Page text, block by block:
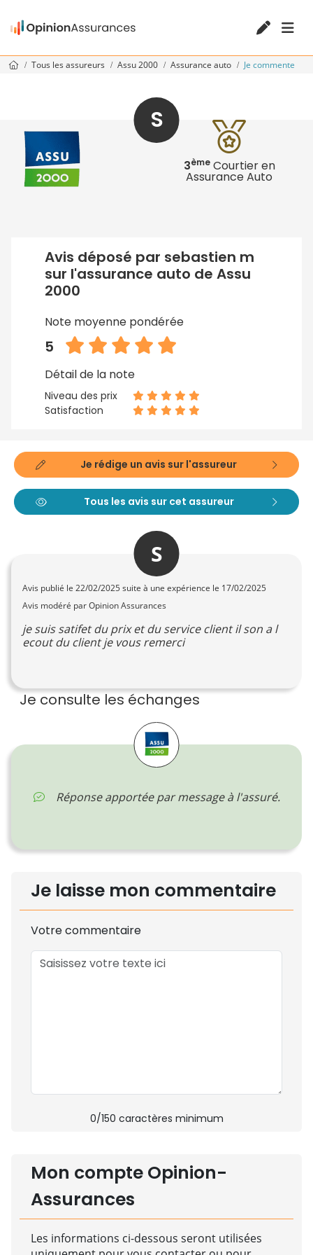
Tous les assureurs Assu 2000 Assurance auto Je commente
S
Avis déposé par sebastien m
sur l'assurance auto de Assu
2000
Note moyenne pondérée
5
Détail de la note
Niveau des prix
Satisfaction
3ème Courtier en
Assurance Auto
Je rédige un avis sur l'assureur
Tous les avis sur cet assureur
S
Avis publié le 22/02/2025 suite à une expérience le 17/02/2025
Avis modéré par Opinion Assurances
je suis satifet du prix et du service client il son a l
ecout du client je vous remerci
Je consulte les échanges
Réponse apportée par message à l'assuré.
Je laisse mon commentaire
Votre commentaire
0/150 caractères minimum
Mon compte Opinion-
Assurances
Les informations ci-dessous seront utilisées